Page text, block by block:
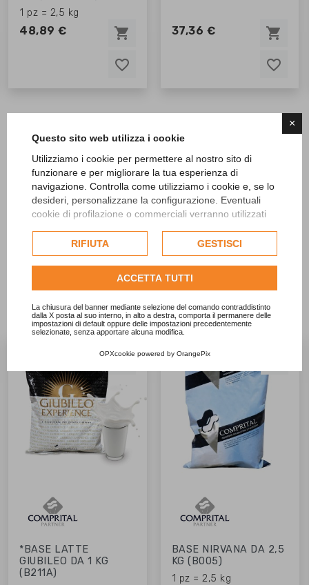
×
Questo sito web utilizza i cookie
Utilizziamo i cookie per permettere al nostro sito di
funzionare e per migliorare la tua esperienza di
navigazione. Controlla come utilizziamo i cookie e, se lo
desideri, personalizzane la configurazione. Eventuali
cookie di profilazione o commerciali verranno utilizzati
dell'utente e, se consentito, potrebbero essere utilizzati
per personalizzare gli annunci pubblicitari. Per ulteriori
informazioni su come Google utilizza i dati raccolti,
politica sulla privacy di Google
Consulta l'informativa cookie completa.
RIFIUTA GESTISCI
ACCETTA TUTTI
La chiusura del banner mediante selezione del comando contraddistinto
dalla X posta al suo interno, in alto a destra, comporta il permanere delle
impostazioni di default oppure delle impostazioni precedentemente
selezionate, senza apportare alcuna modifica.
OPXcookie powered by OrangePix
favorite_border
favorite_border
favorite_border
1 pz = 2,5 kg
48,89 €
shopping_cart
favorite_border
favorite_border
favorite_border
37,36 € shopping_cart
SCOPRI TUTTI I PRODOTTI
COMPRITAL
*BASE LATTE
GIUBILEO DA 1 KG
(B211A)
BASE NIRVANA DA 2,5
KG (B005)
1 pz = 2,5 kg